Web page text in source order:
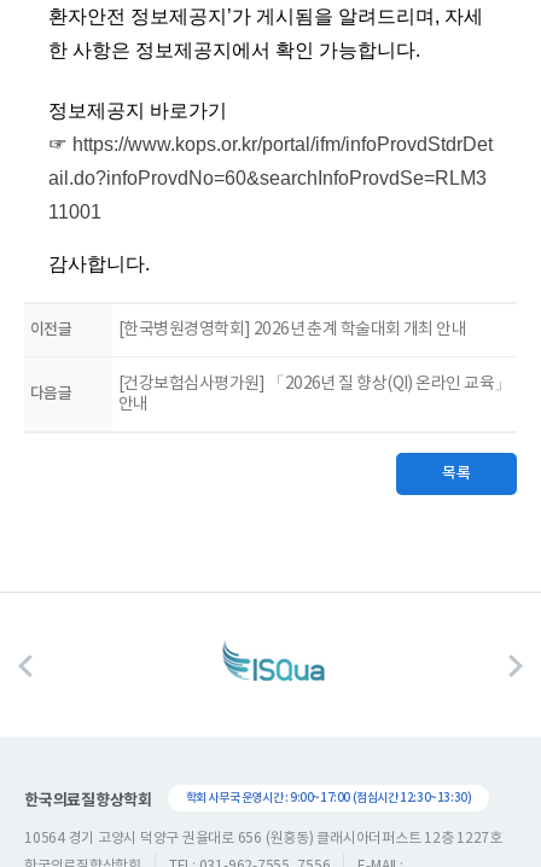
환자안전 정보제공지 ’가 게시 됨을 알려드리며, 자세
한 사항은 정보제공지에서 확인 가능합니다.
정보제공지 바로가기
☞ https://www.kops.or.kr/portal/ifm/infoProvdStdrDet
ail.do?infoProvdNo=60&searchInfoProvdSe=RLM3
11001
감사합니다.
이전글 [한국병원경영학회] 2026년 춘계 학술대회 개최 안내
다음글
[건강보험심사평가원] 「2026년 질 향상(QI) 온라인 교육」
안내
목록
한국의료질향상학회 학회 사무국 운영시간 : 9:00~17:00 (점심시간 12:30~13:30)
10564 경기 고양시 덕양구 권율대로 656 (원흥동) 클래시아더퍼스트 12층 1227호